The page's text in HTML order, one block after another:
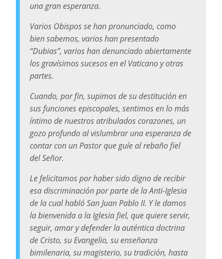
una gran esperanza.
Varios Obispos se han pronunciado, como
bien sabemos, varios han presentado
“Dubias”, varios han denunciado abiertamente
los gravísimos sucesos en el Vaticano y otras
partes.
Cuando, por fin, supimos de su destitución en
sus funciones episcopales, sentimos en lo más
íntimo de nuestros atribulados corazones, un
gozo profundo al vislumbrar una esperanza de
contar con un Pastor que guíe al rebaño fiel
del Señor.
Le felicitamos por haber sido digno de recibir
esa discriminación por parte de la Anti-Iglesia
de la cual habló San Juan Pablo II. Y le damos
la bienvenida a la Iglesia fiel, que quiere servir,
seguir, amar y defender la auténtica doctrina
de Cristo, su Evangelio, su enseñanza
bimilenaria, su magisterio, su tradición, hasta